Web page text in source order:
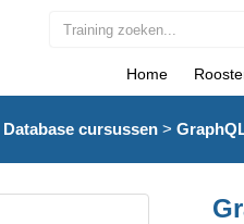
Home
Database cursussen>